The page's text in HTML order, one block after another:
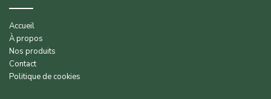
Accueil
À propos
Nos produits
Contact
Politique de cookies